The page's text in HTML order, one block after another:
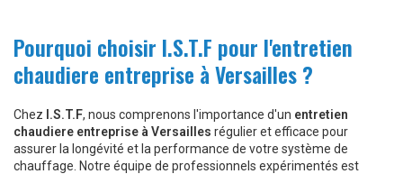
Pourquoi choisir I.S.T.F pour l'entretien
chaudiere entreprise à Versailles ?
Chez I.S.T.F, nous comprenons l'importance d'un entretien
chaudiere entreprise à Versailles régulier et efficace pour
assurer la longévité et la performance de votre système de
chauffage. Notre équipe de professionnels expérimentés est